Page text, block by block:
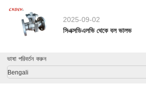
2025-09-02
সিএক্সডিএলভি থেকে বল ভালভ
ভাষা পরিবর্তন করুন
Bengali